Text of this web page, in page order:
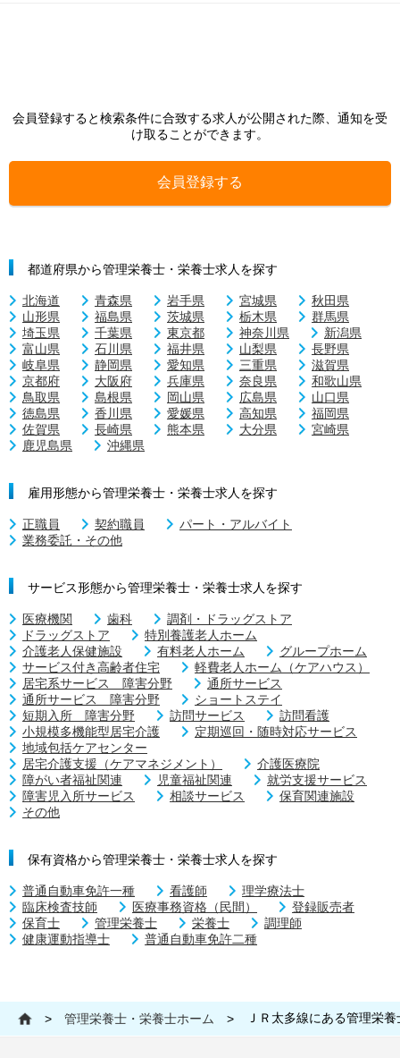
会員登録すると検索条件に合致する求人が公開された際、通知を受
け取ることができます。
会員登録する
都道府県から管理栄養士・栄養士求人を探す
北海道 青森県 岩手県 宮城県
秋田県
山形県
福島県 茨城県 栃木県
群馬県
埼玉県
千葉県 東京都 神奈川県
新潟県
富山県
石川県 福井県 山梨県
長野県
岐阜県
静岡県 愛知県 三重県
滋賀県
京都府
大阪府 兵庫県 奈良県
和歌山県
鳥取県
島根県 岡山県 広島県
山口県
徳島県
香川県 愛媛県 高知県
福岡県
佐賀県
長崎県 熊本県 大分県
宮崎県
鹿児島県
沖縄県
雇用形態から管理栄養士・栄養士求人を探す
正職員 契約職員
パート・アルバイト
業務委託・その他
サービス形態から管理栄養士・栄養士求人を探す
医療機関 歯科
調剤・ドラッグストア
ドラッグストア
特別養護老人ホーム
介護老人保健施設
有料老人ホーム
グループホーム
サービス付き高齢者住宅
軽費老人ホーム（ケアハウス）
居宅系サービス 障害分野
通所サービス
通所サービス 障害分野
ショートステイ
短期入所 障害分野
訪問サービス
訪問看護
小規模多機能型居宅介護
定期巡回・随時対応サービス
地域包括ケアセンター
居宅介護支援（ケアマネジメント）
介護医療院
障がい者福祉関連
児童福祉関連
就労支援サービス
障害児入所サービス
相談サービス
保育関連施設
その他
保有資格から管理栄養士・栄養士求人を探す
普通自動車免許一種 看護師
理学療法士
臨床検査技師
医療事務資格（民間）
登録販売者
保育士
管理栄養士 栄養士
調理師
健康運動指導士
普通自動車免許二種
> 管理栄養士・栄養士ホーム > ＪＲ太多線にある管理栄